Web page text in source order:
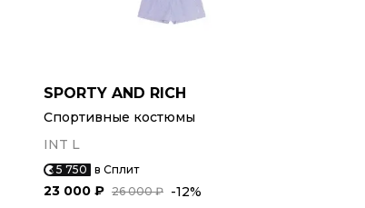
SPORTY AND RICH
Спортивные костюмы
INT L
5 750 в Сплит
26 000 ₽
23 000 ₽ -12%